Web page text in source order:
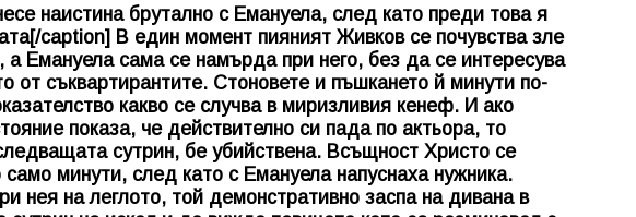
наистина брутално с Емануела, след като преди това я
caption] В един момент пияният Живков се почувства зле
а Емануела сама се намърда при него, без да се интересува
от съквартирантите. Стоновете и пъшкането й минути по-
какво се случва в миризливия кенеф. И ако
показа, че действително си пада по актьора, то
сутрин, бе убийствена. Всъщност Христо се
само минути, след като с Емануела напуснаха нужника.
нея на леглото, той демонстративно заспа на дивана в